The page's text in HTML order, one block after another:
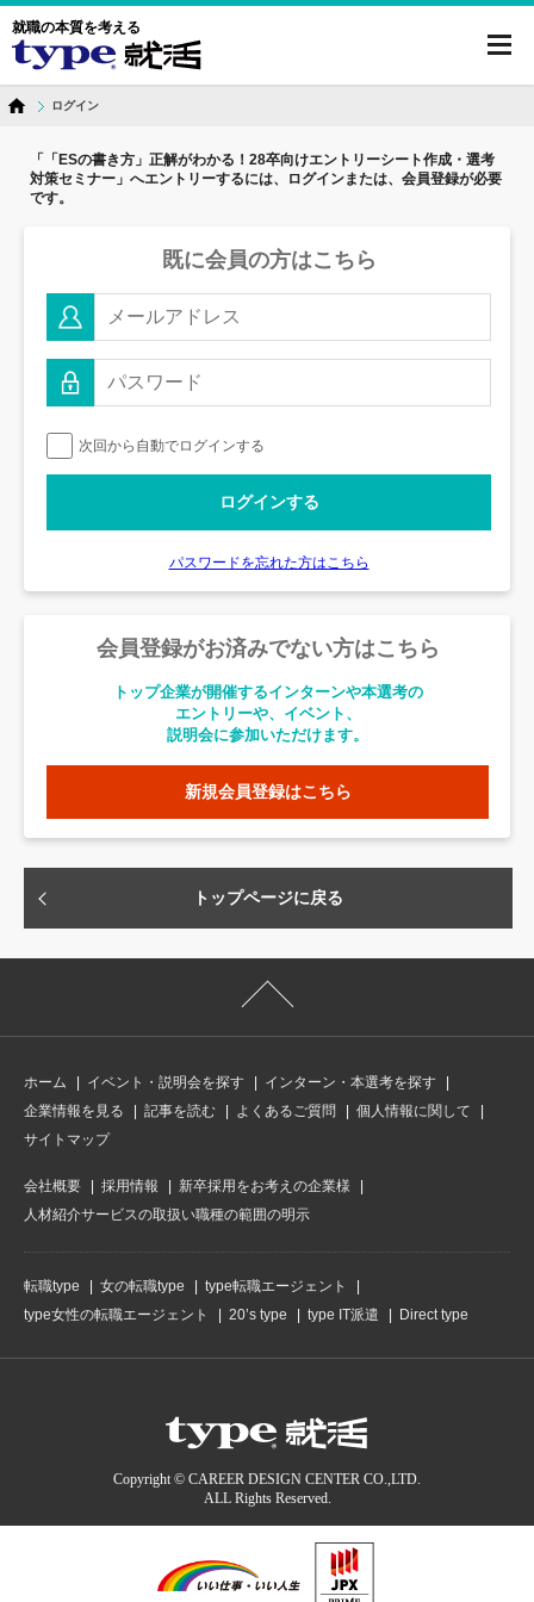
就職の本質を考える
ログイン
「「ESの書き方」正解がわかる！28卒向けエントリーシート作成・選考
対策セミナー」へエントリーするには、ログインまたは、会員登録が必要
です。
既に会員の方はこちら
次回から自動でログインする
パスワードを忘れた方はこちら
会員登録がお済みでない方はこちら
トップ企業が開催するインターンや本選考の
エントリーや、イベント、
説明会に参加いただけます。
新規会員登録はこちら
トップページに戻る
ホーム イベント・説明会を探す
インターン・本選考を探す
企業情報を見る
記事を読む よくあるご質問
個人情報に関して
サイトマップ
会社概要 採用情報
新卒採用をお考えの企業様
人材紹介サービスの取扱い職種の範囲の明示
転職type 女の転職type
type転職エージェント
type女性の転職エージェント
20’s type type IT派遣 Direct type
Copyright © CAREER DESIGN CENTER CO.,LTD.
ALL Rights Reserved.